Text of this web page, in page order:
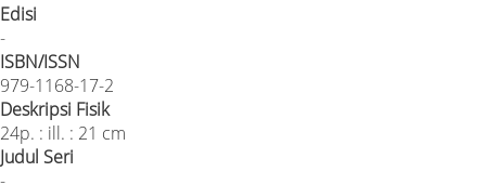
Edisi
-
ISBN/ISSN
979-1168-17-2
Deskripsi Fisik
24p. : ill. : 21 cm
Judul Seri